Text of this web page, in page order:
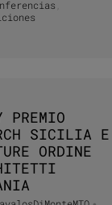
PREMIO
SICILIA E
ORDINE